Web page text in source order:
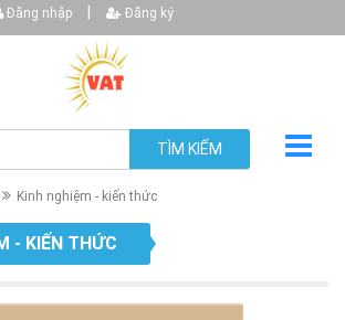
Đăng nhập Đăng ký
TÌM KIẾM
Kinh nghiệm - kiến thức
- KIẾN THỨC